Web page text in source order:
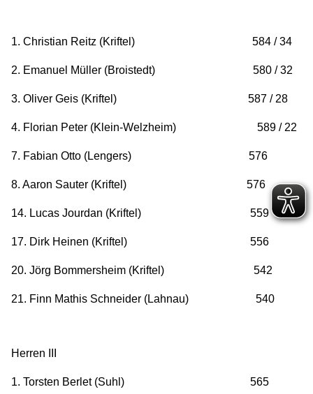
1. Christian Reitz (Kriftel) 584 / 34
2. Emanuel Müller (Broistedt) 580 / 32
3. Oliver Geis (Kriftel) 587 / 28
4. Florian Peter (Klein-Welzheim) 589 / 22
7. Fabian Otto (Lengers) 576
8. Aaron Sauter (Kriftel) 576
14. Lucas Jourdan (Kriftel) 559
17. Dirk Heinen (Kriftel) 556
20. Jörg Bommersheim (Kriftel) 542
21. Finn Mathis Schneider (Lahnau) 540
Herren III
1. Torsten Berlet (Suhl) 565